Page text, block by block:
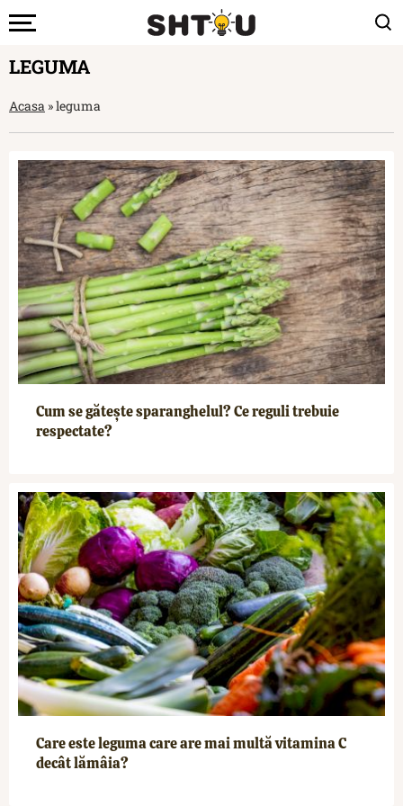
LEGUMA
Acasa »leguma
Cum se gătește sparanghelul? Ce reguli trebuie
respectate?
Care este leguma care are mai multă vitamina C
decât lămâia?